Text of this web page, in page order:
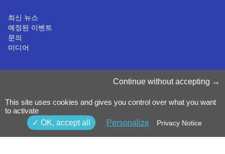
최신 뉴스
예정된 이벤트
문의
미디어
개인정보처리방침
약관 & 조건
내부 고발 정책
©2025 Luxinnovation GIE
Continue without accepting
This site uses cookies and gives you control over what you want
to activate
OK, accept all
Personalize Privacy Notice